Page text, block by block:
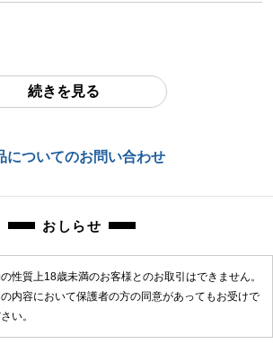
は経年により擦り傷、サビ等ございます。手動での
作は確認できました。ガスを用いての動作確認は出
ます。中古品で現状品となりますので内容や状態を
さい。
10-14 2F
続きを見る
についてのお問い合わせ
おしらせ
性質上18歳未満のお客様とのお取引はできません。
容において保護者の方の同意があってもお受けで
い。